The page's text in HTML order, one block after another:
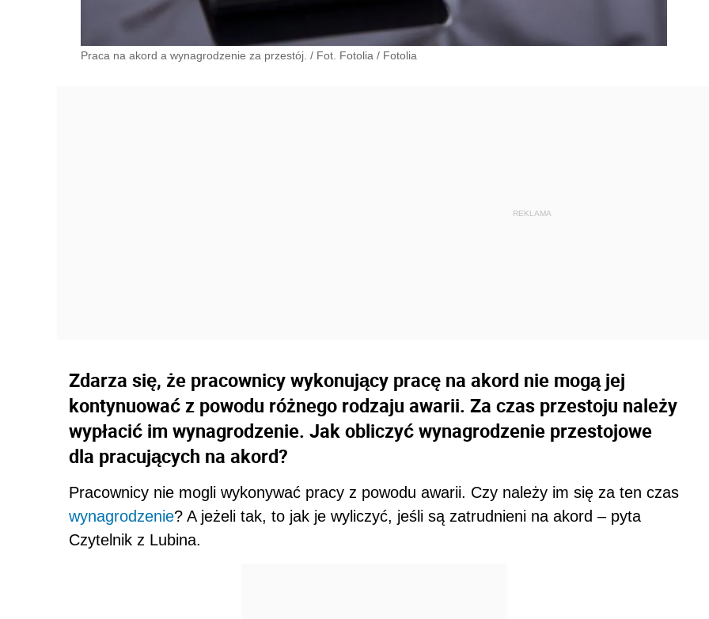
Praca na akord a wynagrodzenie za przestój. / Fot. Fotolia / Fotolia
Zdarza się, że pracownicy wykonujący pracę na akord nie mogą jej
kontynuować z powodu różnego rodzaju awarii. Za czas przestoju należy
wypłacić im wynagrodzenie. Jak obliczyć wynagrodzenie przestojowe
dla pracujących na akord?
Pracownicy nie mogli wykonywać pracy z powodu awarii. Czy należy im się za ten czas
wynagrodzenie? A jeżeli tak, to jak je wyliczyć, jeśli są zatrudnieni na akord – pyta
Czytelnik z Lubina.